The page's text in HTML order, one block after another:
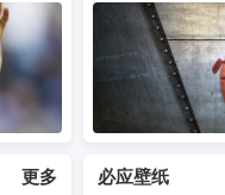
更多 必应壁纸